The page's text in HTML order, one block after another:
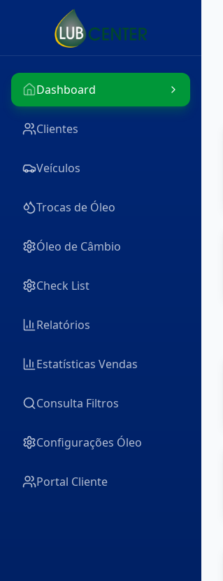
Dashboard
Clientes
Veículos
Trocas de Óleo
Óleo de Câmbio
Check List
Relatórios
Estatísticas Vendas
Consulta Filtros
Configurações Óleo
Portal Cliente